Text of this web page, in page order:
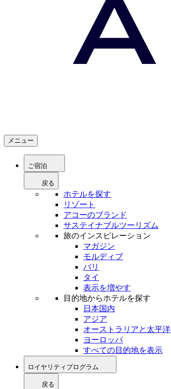
メニュー
ご宿泊
戻る
ホテルを探す
リゾート
アコーのブランド
サステイナブルツーリズム
旅のインスピレーション
マガジン
モルディブ
バリ
タイ
表示を増やす
目的地からホテルを探す
日本国内
アジア
オーストラリアと太平洋
ヨーロッパ
すべての目的地を表示
ロイヤリティプログラム
戻る